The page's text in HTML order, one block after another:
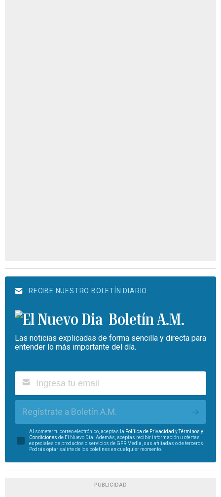
RECIBE NUESTRO BOLETÍN DIARIO
Boletín A.M.
Las noticias explicadas de forma sencilla y directa para
entender lo más importante del día.
Regístrate a Boletín A.M.
Al someter tu correo electrónico, aceptas la Política de Privacidad yTérminos y
Condiciones de El Nuevo Día. Además, aceptas recibir información u ofertas
especiales de productos o servicios de GFR Media, sus afiliadas o de terceros.
Podrás optar salirte de los boletines en cualquier momento.
PUBLICIDAD